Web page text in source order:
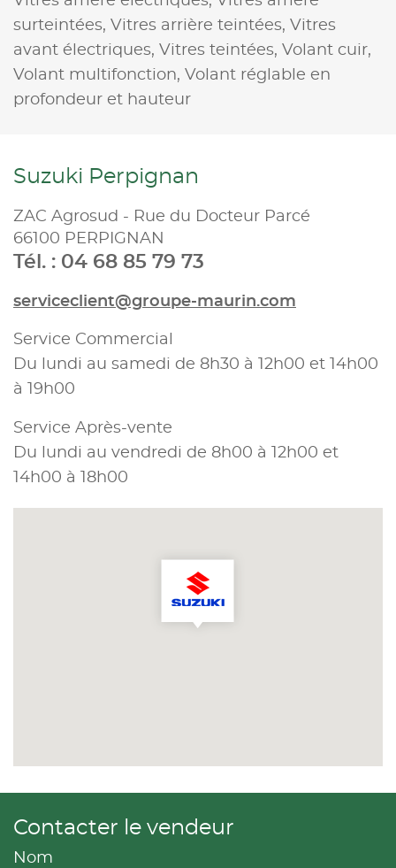
surteintées, Vitres arrière teintées, Vitres
avant électriques, Vitres teintées, Volant cuir,
Volant multifonction, Volant réglable en
profondeur et hauteur
Suzuki Perpignan
ZAC Agrosud - Rue du Docteur Parcé
66100 PERPIGNAN
Tél. : 04 68 85 79 73
serviceclient@groupe-maurin.com
Service Commercial
Du lundi au samedi de 8h30 à 12h00 et 14h00
à 19h00
Service Après-vente
Du lundi au vendredi de 8h00 à 12h00 et
14h00 à 18h00
Contacter le vendeur
Nom